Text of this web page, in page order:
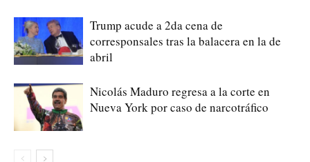
Trump acude a 2da cena de
corresponsales tras la balacera en la de
abril
Nicolás Maduro regresa a la corte en
Nueva York por caso de narcotráfico